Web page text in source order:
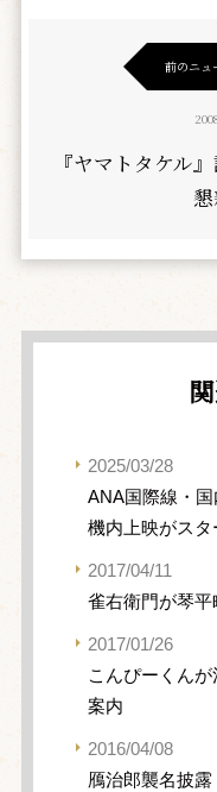
前のニュ
『ヤマトタケル
2025/03/28
ANA国際線・
機内上映がスタ
2017/04/11
雀右衛門が琴
2017/01/26
こんぴーくん
案内
2016/04/08
鴈治郎襲名披露